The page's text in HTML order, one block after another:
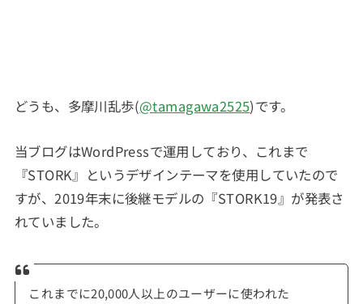
どうも、多摩川乱歩(@tamagawa2525)です。
当ブログはWordPressで運用しており、これまで
『STORK』というデザインテーマを使用していたので
すが、2019年末に後継モデルの『STORK19』が発表さ
れていました。
これまでに20,000人以上のユーザーに使われた